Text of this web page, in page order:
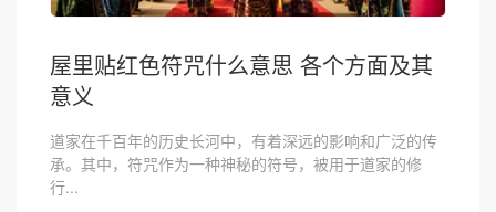
屋里贴红色符咒什么意思 各个方面及其
意义
道家在千百年的历史长河中，有着深远的影响和广泛的传
承。其中，符咒作为一种神秘的符号，被用于道家的修
行...